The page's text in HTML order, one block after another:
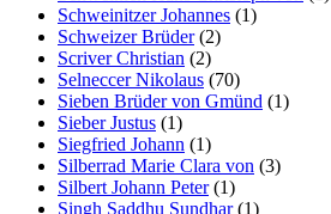
Schweinitzer Johannes (1)
Schweizer Brüder(2)
Scriver Christian (2)
Selneccer Nikolaus (70)
Sieben Brüder von Gmünd (1)
Sieber Justus (1)
Siegfried Johann (1)
Silberrad Marie Clara von (3)
Silbert Johann Peter(1)
Singh Saddhu Sundhar(1)